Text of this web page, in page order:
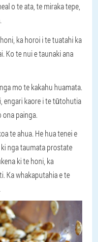
o te ata, te miraka tepe,
ka horoi i te tuatahi ka
Ko te nui e taunaki ana
mo te kakahu huamata.
engari kaore i te tūtohutia
ona painga.
te ahua. He hua tenei e
ki nga taumata prostate
ki te honi, ka
Ka whakaputahia e te